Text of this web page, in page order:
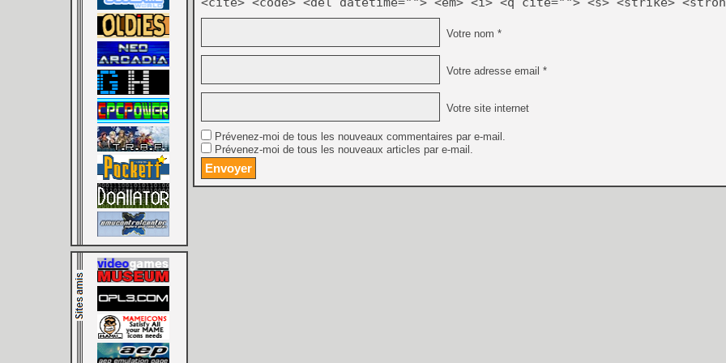
Votre nom *
Votre adresse email *
Votre site internet
Prévenez-moi de tous les nouveaux commentaires par e-mail.
Prévenez-moi de tous les nouveaux articles par e-mail.